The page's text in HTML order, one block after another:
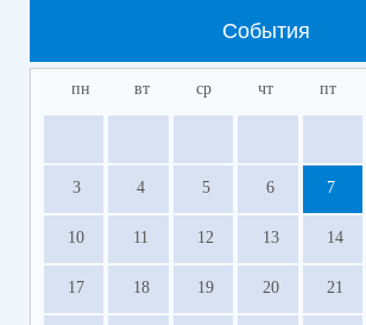
События
пн вт ср чт пт
3 4 5 6 7
10 11 12 13 14
17 18 19 20 21